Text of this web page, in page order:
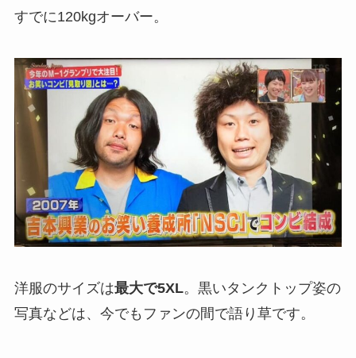
すでに120kgオーバー。
洋服のサイズは最大で5XL。黒いタンクトップ姿の
写真などは、今でもファンの間で語り草です。